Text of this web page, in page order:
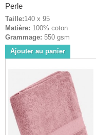
Perle
Taille:140 x 95
Matière: 100% coton
Grammage: 550 gsm
Ajouter au panier